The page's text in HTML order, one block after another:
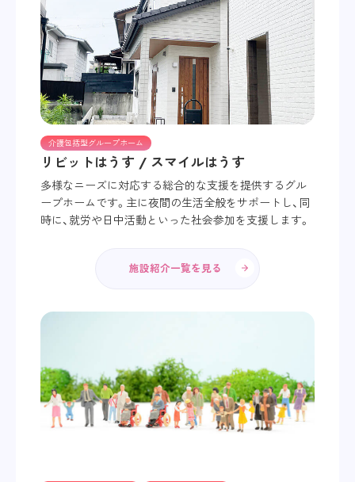
介護包括型グループホーム
リビットはうす / スマイルはうす
多様なニーズに対応する総合的な支援を提供するグル
ープホームです。主に夜間の生活全般をサポートし、同
時に、就労や日中活動といった社会参加を支援します。
施設紹介一覧を見る